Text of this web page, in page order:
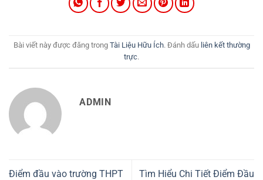
Bài viết này được đăng trong Tài Liệu Hữu Ích. Đánh dấu liên kết thường
trực.
ADMIN
Điểm đầu vào trường THPT
Tìm Hiểu Chi Tiết Điểm Đầu